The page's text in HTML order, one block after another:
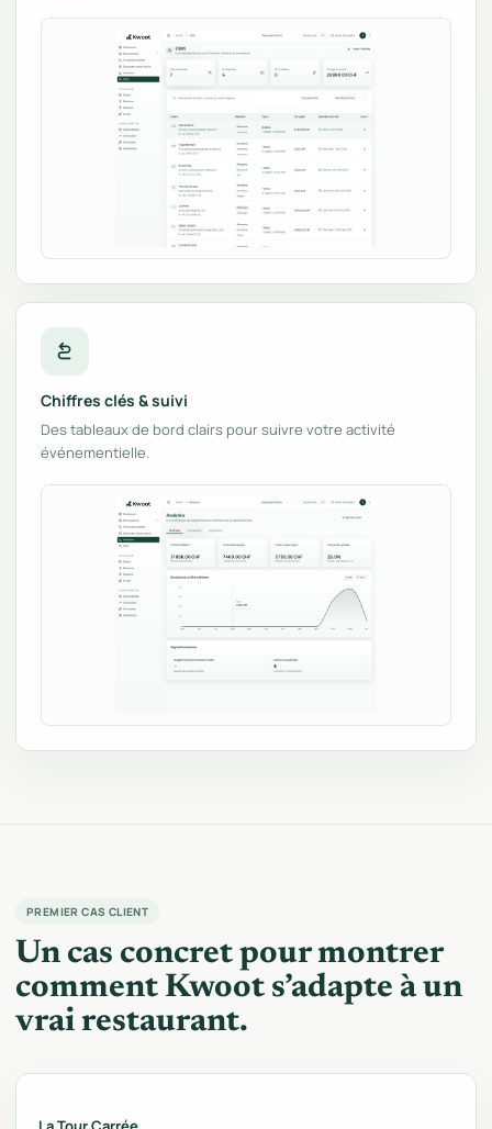
Chiffres clés & suivi
Des tableaux de bord clairs pour suivre votre activité
événementielle.
PREMIER CAS CLIENT
Un cas concret pour montrer
comment Kwoot s’adapte à un
vrai restaurant.